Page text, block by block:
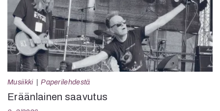
Musiikki Paperilehdestä
Eräänlainen saavutus